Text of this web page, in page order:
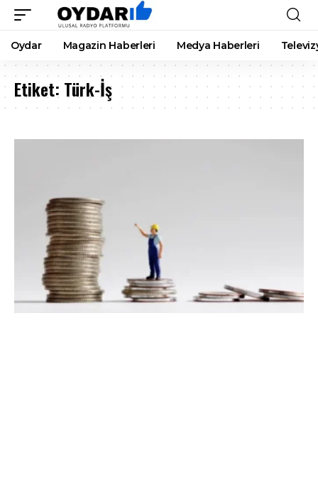
Oydar Magazin Haberleri Medya Haberleri
Etiket: Türk-İş